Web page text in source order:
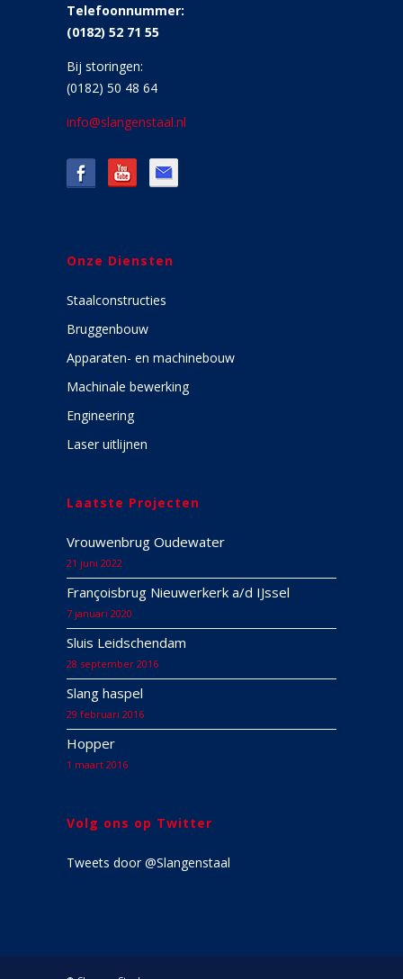
Telefoonnummer:
(0182) 52 71 55
Bij storingen:
(0182) 50 48 64
info@slangenstaal.nl
Onze Diensten
Staalconstructies
Bruggenbouw
Apparaten- en machinebouw
Machinale bewerking
Engineering
Laser uitlijnen
Laatste Projecten
Vrouwenbrug Oudewater
21 juni 2022
Françoisbrug Nieuwerkerk a/d IJssel
7 januari 2020
Sluis Leidschendam
28 september 2016
Slang haspel
29 februari 2016
Hopper
1 maart 2016
Volg ons op Twitter
Tweets door @Slangenstaal